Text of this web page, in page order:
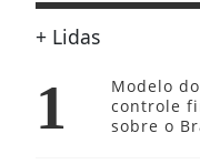
+ Lidas
1
Modelo
controle
sobre o